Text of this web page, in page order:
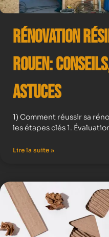
Rénovation
Rouen:
Astuces
1) Comment réussir sa
les étapes clés 1.
Lire la suite »